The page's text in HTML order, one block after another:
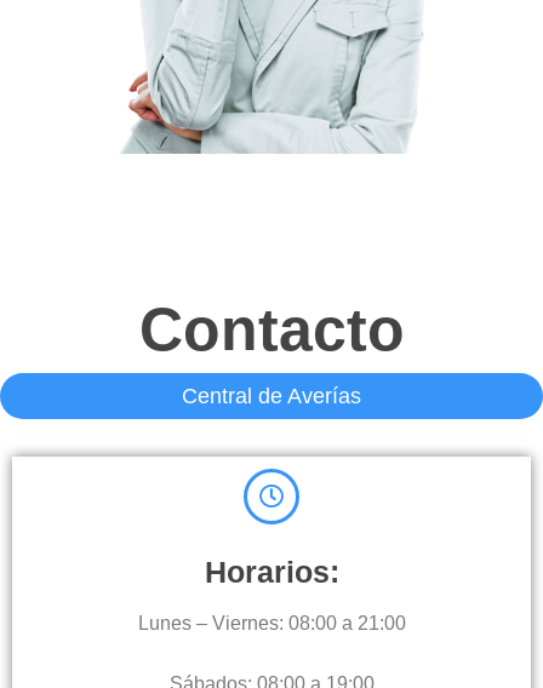
Contacto
Central de Averías
Horarios:
Lunes – Viernes: 08:00 a 21:00